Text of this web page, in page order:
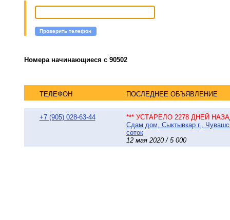
Проверить телефон
Номера начинающиеся с 90502
ТЕЛЕФОН ПОСЛЕДНЕЕ ОБЪЯВЛЕНИЕ
+7 (905) 028-63-44
*** УСТАРЕЛО 2278 ДНЕЙ
Сдам дом, Сыктывкар г.,
соток
12 мая 2020 / 5 000